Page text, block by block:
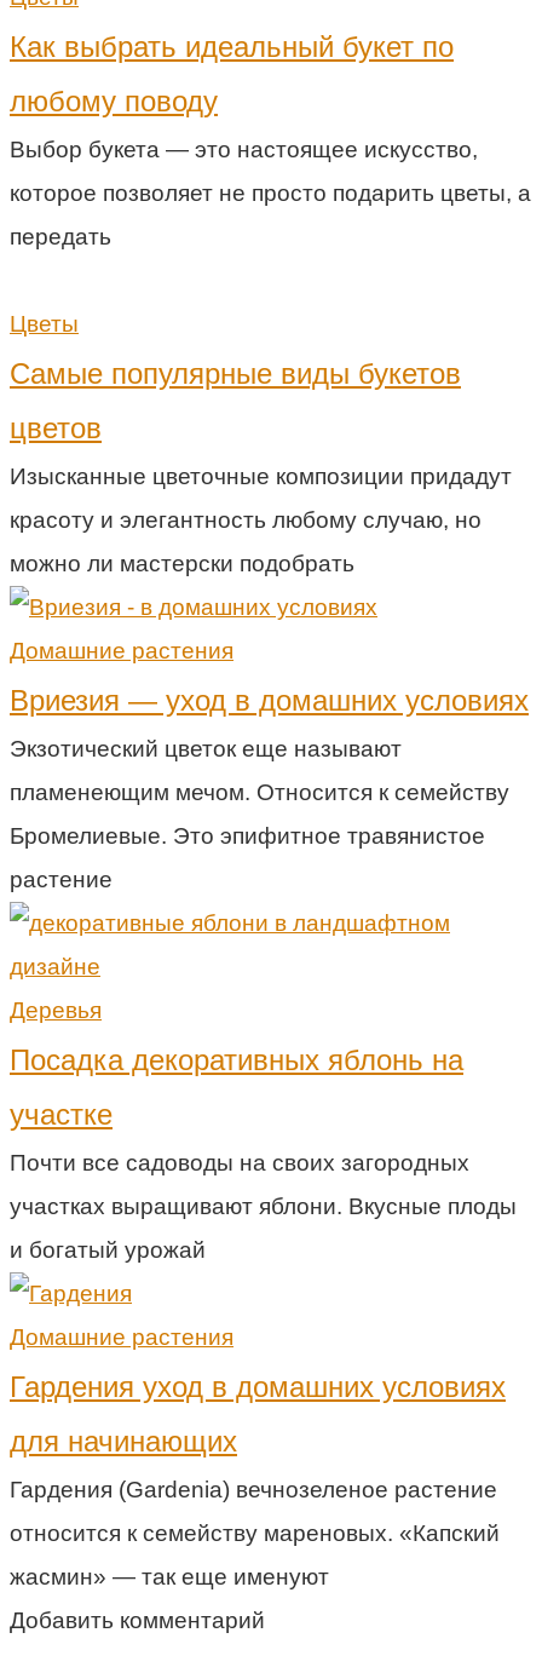
Как выбрать идеальный букет по
любому поводу
Выбор букета — это настоящее искусство,
которое позволяет не просто подарить цветы, а
передать
Цветы
Самые популярные виды букетов
цветов
Изысканные цветочные композиции придадут
красоту и элегантность любому случаю, но
можно ли мастерски подобрать
Домашние растения
Вриезия — уход в домашних условиях
Экзотический цветок еще называют
пламенеющим мечом. Относится к семейству
Бромелиевые. Это эпифитное травянистое
растение
Деревья
Посадка декоративных яблонь на
участке
Почти все садоводы на своих загородных
участках выращивают яблони. Вкусные плоды
и богатый урожай
Домашние растения
Гардения уход в домашних условиях
для начинающих
Гардения (Gardenia) вечнозеленое растение
относится к семейству мареновых. «Капский
жасмин» — так еще именуют
Добавить комментарий